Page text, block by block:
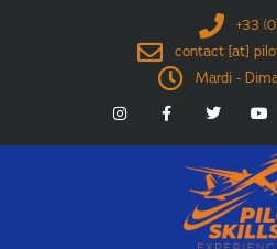
+33
contact [at]
Mardi -